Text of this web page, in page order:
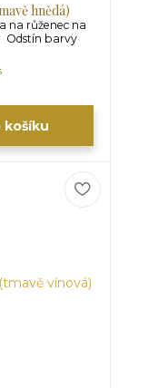
hnědá)
na růženec na
Odstín barvy
košíku